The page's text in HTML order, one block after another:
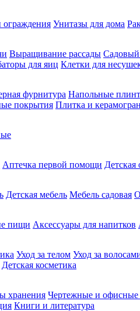
Унитазы для дома
Выращивание рассады Садовый
для яиц Клетки для
фурнитура Напольные
покрытия Плитка и
Аптечка первой помощи Детская
Детская мебель Мебель садовая
пищи Аксессуары для напитков
Уход за телом Уход за
Детская косметика
хранения Чертежные и офисные
Книги и литература